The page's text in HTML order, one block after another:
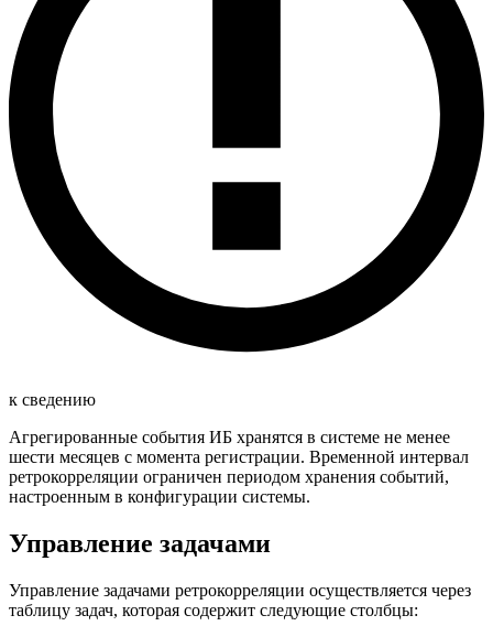
к сведению
Агрегированные события ИБ хранятся в системе не менее
шести месяцев с момента регистрации. Временной интервал
ретрокорреляции ограничен периодом хранения событий,
настроенным в конфигурации системы.
Управление задачами
Управление задачами ретрокорреляции осуществляется через
таблицу задач, которая содержит следующие столбцы: